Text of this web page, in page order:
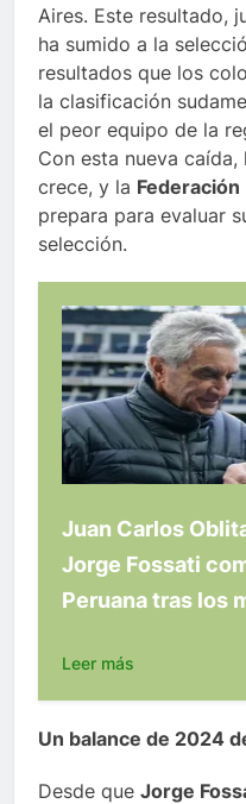
Aires. Este resultado,
ha sumido a la
resultados que los
la clasificación
el peor equipo de la
Con esta nueva
crece, y la Federación
prepara para evaluar
selección.
Juan Carlos
Jorge Fossati
Peruana tras los
Leer más
Un balance de 2024
Desde que Jorge